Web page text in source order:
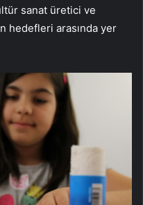
sanat üretici ve
hedefleri arasında yer